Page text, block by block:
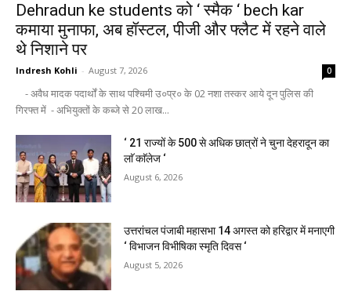
Dehradun ke students को ‘ स्मैक ‘ bech kar
कमाया मुनाफा, अब हॉस्टल, पीजी और फ्लैट में रहने वाले
थे निशाने पर
Indresh Kohli - August 7, 2026 0
- अवैध मादक पदार्थों के साथ पश्चिमी उ०प्र० के 02 नशा तस्कर आये दून पुलिस की
गिरफ्त में - अभियुक्तों के कब्जे से 20 लाख...
‘ 21 राज्यों के 500 से अधिक छात्रों ने चुना देहरादून का
लाॅ काॅलेज ‘
August 6, 2026
उत्तरांचल पंजाबी महासभा 14 अगस्त को हरिद्वार में मनाएगी
‘ विभाजन विभीषिका स्मृति दिवस ‘
August 5, 2026